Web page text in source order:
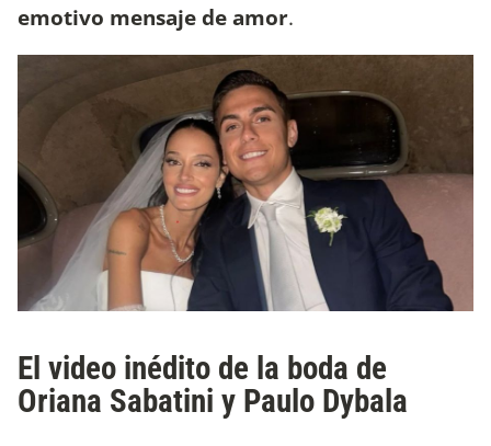
emotivo mensaje de amor.
El video inédito de la boda de
Oriana Sabatini y Paulo Dybala